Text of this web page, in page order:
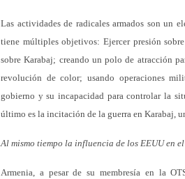
Las actividades de radicales armados son un
tiene múltiples objetivos: Ejercer presión
sobre Karabaj; creando un polo de atracción
revolución de color; usando operaciones
gobierno y su incapacidad para controlar la
último es la incitación de la guerra en Karabaj,
Al mismo tiempo la influencia de los EEUU en
Armenia, a pesar de su membresía en la